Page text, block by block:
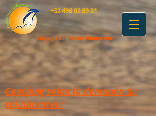
+32 496 02 89 81
Voyage en Terre Humaine
Coaching selon la demande du
collaborateur